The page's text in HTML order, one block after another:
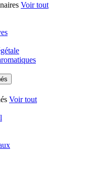
Voir tout
Voir tout